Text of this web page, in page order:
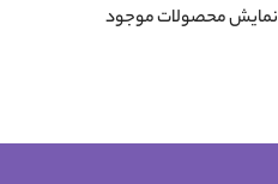
نمایش محصولات موجود